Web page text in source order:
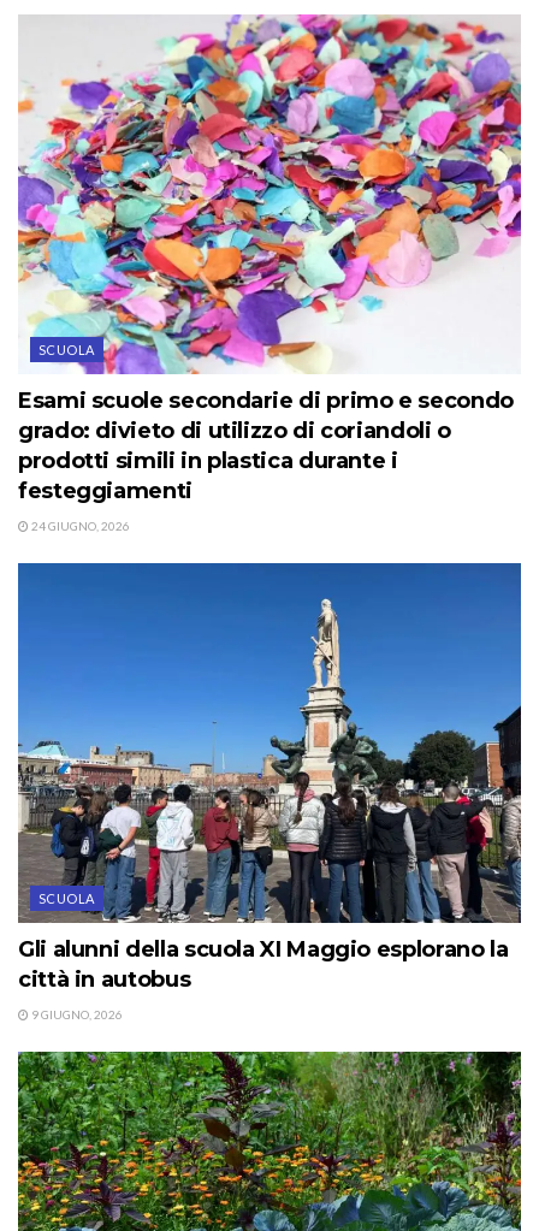
SCUOLA
Esami scuole secondarie di primo e secondo
grado: divieto di utilizzo di coriandoli o
prodotti simili in plastica durante i
festeggiamenti
24 GIUGNO, 2026
SCUOLA
Gli alunni della scuola XI Maggio esplorano la
città in autobus
9 GIUGNO, 2026